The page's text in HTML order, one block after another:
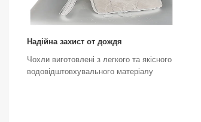
Надійна захист от дождя
Чохли виготовлені з легкого та якісного
водовідштовхувального матеріалу